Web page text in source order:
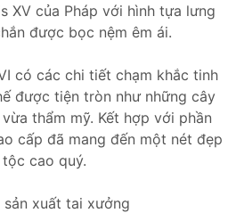
XV của Pháp với hình tựa lưng
được bọc nệm êm ái.
có các chi tiết chạm khắc tinh
được tiện tròn như những cây
thẩm mỹ. Kết hợp với phần
cấp đã mang đến một nét đẹp
cao quý.
xuất tai xưởng